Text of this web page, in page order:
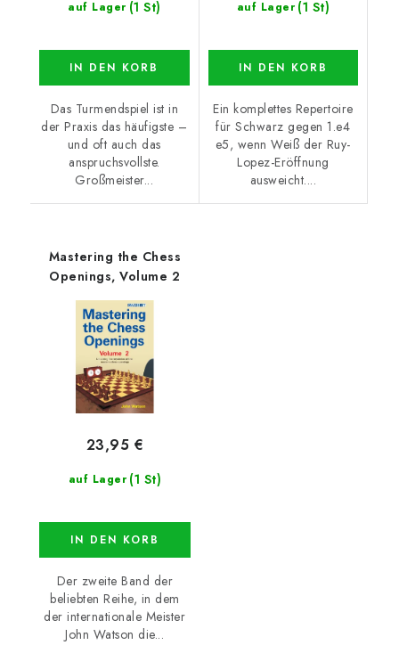
auf Lager (1 St)
IN DEN KORB
Das Turmendspiel ist in
der Praxis das häufigste –
und oft auch das
anspruchsvollste.
Großmeister...
auf Lager (1 St)
IN DEN KORB
Ein komplettes Repertoire
für Schwarz gegen 1.e4
e5, wenn Weiß der Ruy-
Lopez-Eröffnung
ausweicht....
Mastering the Chess
Openings, Volume 2
auf Lager (1 St)
23,95 €
IN DEN KORB
Der zweite Band der
beliebten Reihe, in dem
der internationale Meister
John Watson die...